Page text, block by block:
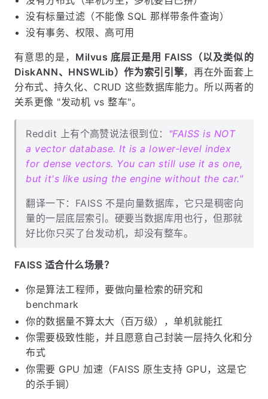
没有标量过滤（不能像 SQL 那样带条件查询）
没有事务、权限、高可用
有意思的是， Milvus 底层正是用 FAISS（以及类似的
DiskANN、HNSWLib）作为索引引擎，再在外面套上
分布式、持久化、CRUD 这些数据库能力。所以两者的
关系更像 "发动机 vs 整车"。
Reddit 上有个高赞说法很到位： "FAISS is NOT
a vector database. It is a lower-level index
for dense vectors. You can still use it as one,
but it's like using the engine without the car."
翻译一下：FAISS 不是向量数据库，它只是稠密向
量的一层底层索引。硬要当数据库用也行，但那就
好比你只买了台发动机，却没有整车。
FAISS 适合什么场景？
你是算法工程师，要做向量检索的研究和
benchmark
你的数据量不算太大（百万级），单机就能扛
你需要极致性能，并且愿意自己封装一层持久化和分
布式
你需要 GPU 加速（FAISS 原生支持 GPU，这是它
的杀手锏）